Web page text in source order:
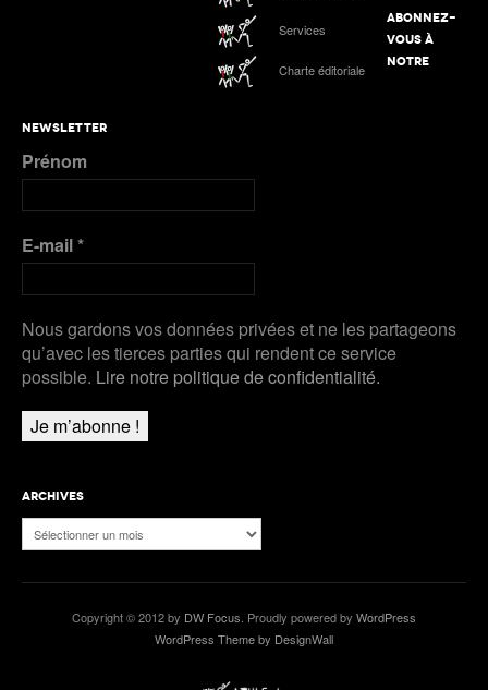
Services
Charte éditoriale
ABONNEZ-
VOUS À
NOTRE
NEWSLETTER
Prénom
E-mail*
Nous gardons vos données privées et ne les partageons
qu’avec les tierces parties qui rendent ce service
possible. Lire notre politique de confidentialité.
ARCHIVES
Archives
Copyright © 2012 by DW Focus . Proudly powered by WordPress
WordPress Theme by DesignWall